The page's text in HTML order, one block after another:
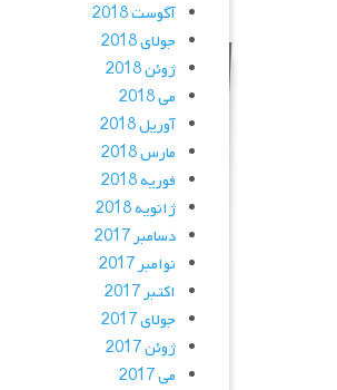
آگوست 2018
جولای 2018
ژوئن 2018
می 2018
آوریل 2018
مارس 2018
فوریه 2018
ژانویه 2018
دسامبر 2017
نوامبر 2017
اکتبر 2017
جولای 2017
ژوئن 2017
می 2017